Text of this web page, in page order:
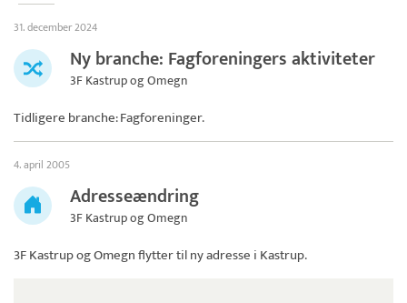
31. december 2024
Ny branche: Fagforeningers aktiviteter
3F Kastrup og Omegn
Tidligere branche: Fagforeninger.
4. april 2005
Adresseændring
3F Kastrup og Omegn
3F Kastrup og Omegnflytter til ny adresse i Kastrup.